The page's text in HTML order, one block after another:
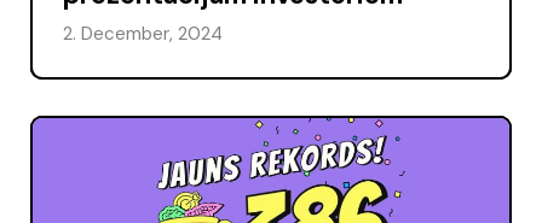
2. December, 2024